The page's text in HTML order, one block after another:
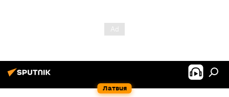
Латвия